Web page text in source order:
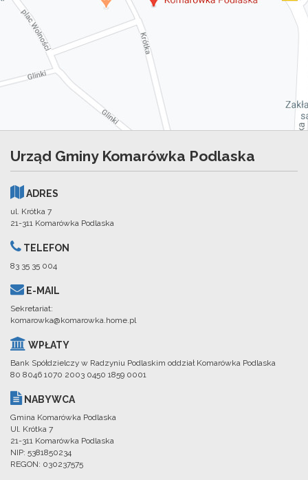
Urząd Gminy Komarówka Podlaska
ADRES
ul. Krótka 7
21-311 Komarówka Podlaska
TELEFON
83 35 35 004
E-MAIL
Sekretariat:
komarowka@komarowka.home.pl
WPŁATY
Bank Spółdzielczy w Radzyniu Podlaskim oddział Komarówka Podlaska
80 8046 1070 2003 0450 1859 0001
NABYWCA
Gmina Komarówka Podlaska
Ul. Krótka 7
21-311 Komarówka Podlaska
NIP: 5381850234
REGON: 030237575